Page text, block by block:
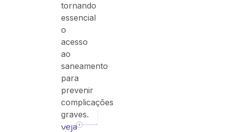
tornando
essencial
o
acesso
ao
saneamento
para
prevenir
complicações
graves.
veja